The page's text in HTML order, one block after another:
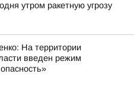
утром ракетную угрозу
На территории
введен режим